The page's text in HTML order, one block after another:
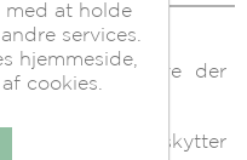
hårfarve der
som beskytter
med at holde
services.
hjemmeside,
cookies.